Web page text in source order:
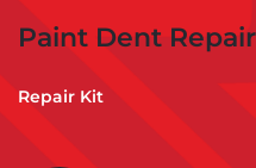
Paint Dent
Repair Kit